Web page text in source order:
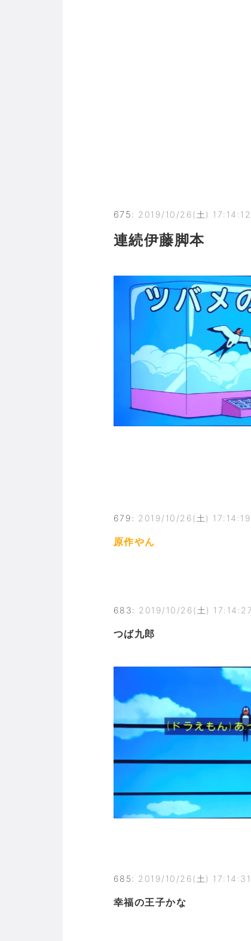
675: 2019/10/26(土)
連続伊藤脚本
679: 2019/10/26(土)
原作やん
683: 2019/10/26(土)
つば九郎
685: 2019/10/26(土)
幸福の王子かな